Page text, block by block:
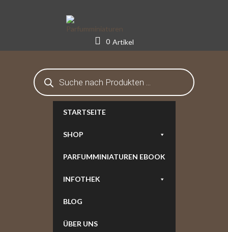
0 Artikel
STARTSEITE
SHOP
PARFUMMINIATUREN EBOOK
INFOTHEK
BLOG
ÜBER UNS
Products
search